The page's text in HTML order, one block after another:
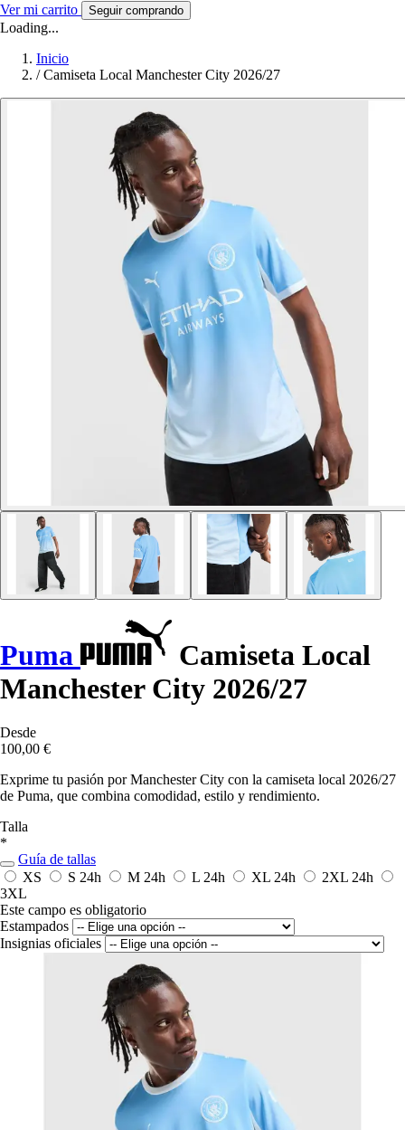
Ver mi carrito Seguir comprando
Loading...
Inicio
/ Camiseta Local Manchester City 2026/27
Puma
Camiseta Local
Manchester City 2026/27
Desde
100,00 €
Exprime tu pasión por Manchester City con la camiseta local 2026/27
de Puma, que combina comodidad, estilo y rendimiento.
Talla
*
Guía de tallas
XS
S 24h M 24h L 24h XL 24h 2XL 24h
3XL
Este campo es obligatorio
Estampados
Insignias oficiales